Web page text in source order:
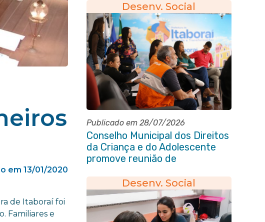
em 13/01/2020
de Itaboraí foi
Familiares e
Desenv. Social
Publicado em 28/07/2026
Conselho Municipal dos Direitos
da Criança e do Adolescente
promove reunião de
públicosDesenv. Social